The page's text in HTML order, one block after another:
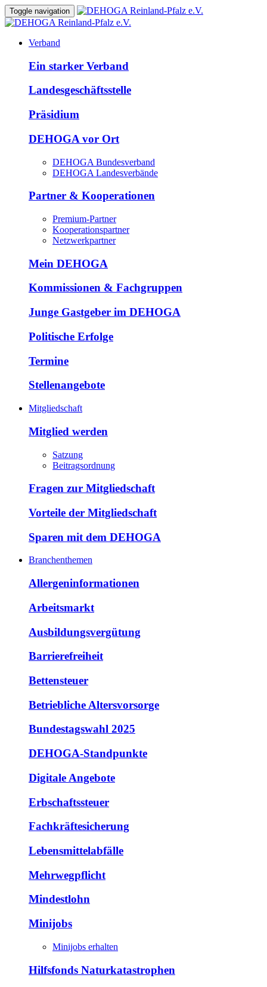
Toggle navigation
Verband
Ein starker Verband
Landesgeschäftsstelle
Präsidium
DEHOGA vor Ort
DEHOGA Bundesverband
DEHOGA Landesverbände
Partner & Kooperationen
Premium-Partner
Kooperationspartner
Netzwerkpartner
Mein DEHOGA
Kommissionen & Fachgruppen
Junge Gastgeber im DEHOGA
Politische Erfolge
Termine
Stellenangebote
Mitgliedschaft
Mitglied werden
Satzung
Beitragsordnung
Fragen zur Mitgliedschaft
Vorteile der Mitgliedschaft
Sparen mit dem DEHOGA
Branchenthemen
Allergeninformationen
Arbeitsmarkt
Ausbildungsvergütung
Barrierefreiheit
Bettensteuer
Betriebliche Altersvorsorge
Bundestagswahl 2025
DEHOGA-Standpunkte
Digitale Angebote
Erbschaftssteuer
Fachkräftesicherung
Lebensmittelabfälle
Mehrwegpflicht
Mindestlohn
Minijobs
Minijobs erhalten
Hilfsfonds Naturkatastrophen